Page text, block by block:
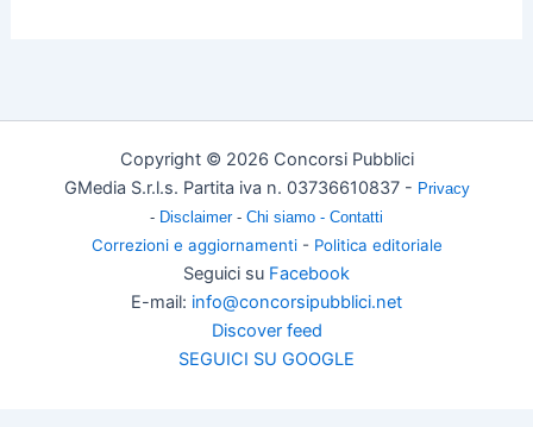
Copyright © 2026 Concorsi Pubblici
GMedia S.r.l.s. Partita iva n. 03736610837 - Privacy
- Disclaimer - Chi siamo - Contatti
Correzioni e aggiornamenti- Politica editoriale
Seguici su Facebook
E-mail: info@concorsipubblici.net
Discover feed
SEGUICI SU GOOGLE